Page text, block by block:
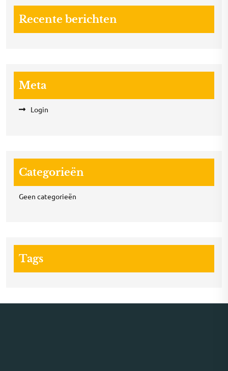
Recente berichten
Meta
Login
Categorieën
Geen categorieën
Tags